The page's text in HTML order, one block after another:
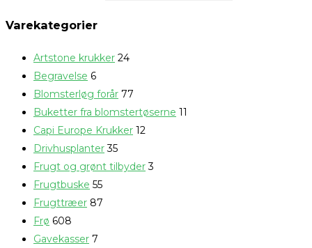
Varekategorier
Artstone krukker 24
Begravelse 6
Blomsterløg forår 77
Buketter fra blomstertøserne 11
Capi Europe Krukker 12
Drivhusplanter 35
Frugt og grønt tilbyder 3
Frugtbuske 55
Frugttræer 87
Frø 608
Gavekasser 7